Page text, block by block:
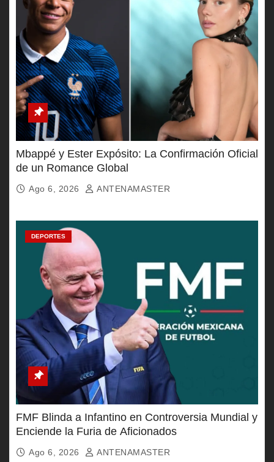
Mbappé y Ester Expósito: La Confirmación Oficial
de un Romance Global
Ago 6, 2026 ANTENAMASTER
DEPORTES
FMF Blinda a Infantino en Controversia Mundial y
Enciende la Furia de Aficionados
Ago 6, 2026 ANTENAMASTER